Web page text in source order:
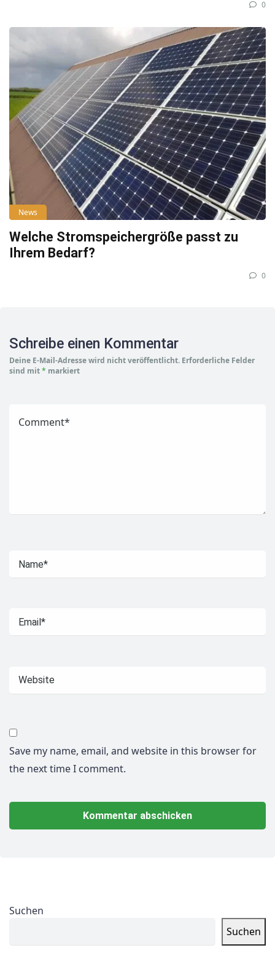
0
News
Welche Stromspeichergröße passt zu
Ihrem Bedarf?
0
Schreibe einen Kommentar
Deine E-Mail-Adresse wird nicht veröffentlicht. Erforderliche Felder
sind mit* markiert
Save my name, email, and website in this browser for
the next time I comment.
Suchen
Suchen